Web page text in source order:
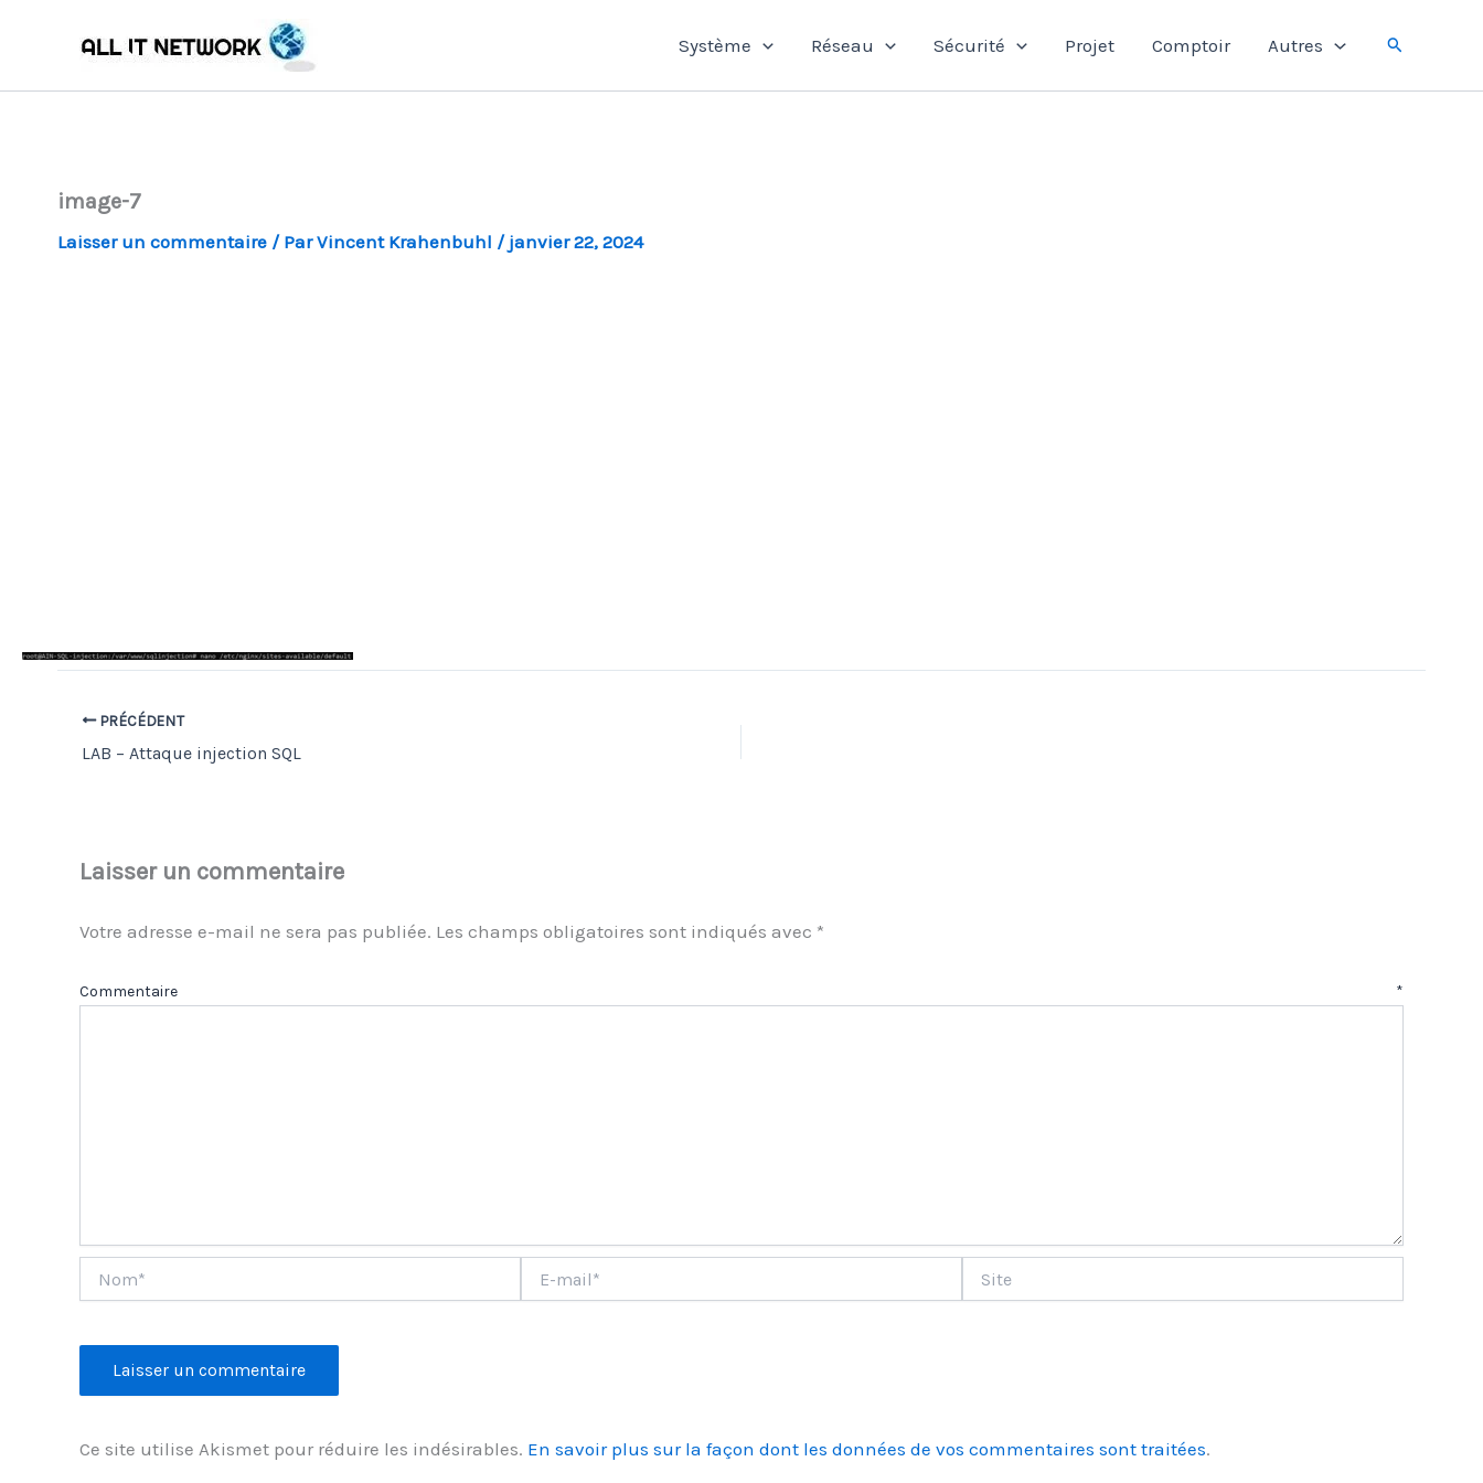
Système Réseau Sécurité Projet Comptoir Autres Rechercher
image-7
Laisser un commentaire / ParVincent Krahenbuhl / janvier 22, 2024
PRÉCÉDENT
LAB – Attaque injection SQL
Laisser un commentaire
Votre adresse e-mail ne sera pas publiée. Les champs obligatoires sont indiqués avec *
Commentaire *
mail*
Ce site utilise Akismet pour réduire les indésirables. En savoir plus sur la façon dont les données de vos commentaires sont traitées.